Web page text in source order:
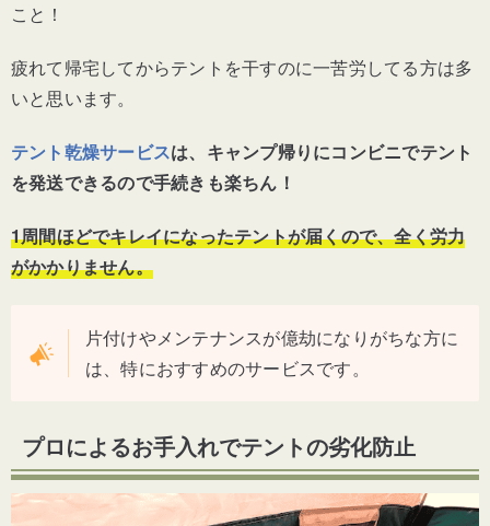
こと！
疲れて帰宅してからテントを干すのに一苦労してる方は多
いと思います。
テント乾燥サービスは、キャンプ帰りにコンビニでテント
を発送できるので手続きも楽ちん！
1周間ほどでキレイになったテントが届くので、全く労力
がかかりません。
片付けやメンテナンスが億劫になりがちな方に
は、特におすすめのサービスです。
プロによるお手入れでテントの劣化防止